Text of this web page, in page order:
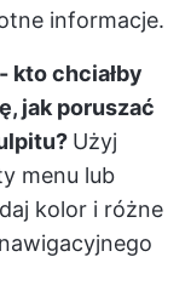
informacje.
kto chciałby
jak poruszać
Użyj
menu lub
kolor i różne